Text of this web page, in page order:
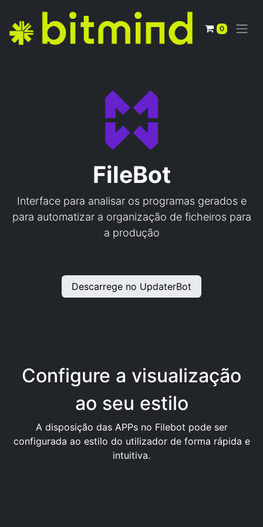
0
FileBot
Interface para analisar os programas gerados e
para automatizar a organização de ficheiros para
a produção
Descarrege no Updat​​​​​​erBot
Configure a visualização
ao seu estilo
A disposição das APPs no Filebot pode ser
configurada ao estilo do utilizador de forma rápida e
intuitiva.